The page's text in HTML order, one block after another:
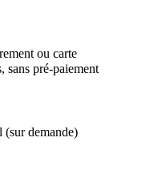
ou carte
sans pré-paiement
(sur demande)